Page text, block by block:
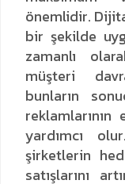
önemlidir.
bir şekilde
zamanlı
müşteri
bunların
yardımcı
şirketlerin
satışlarını